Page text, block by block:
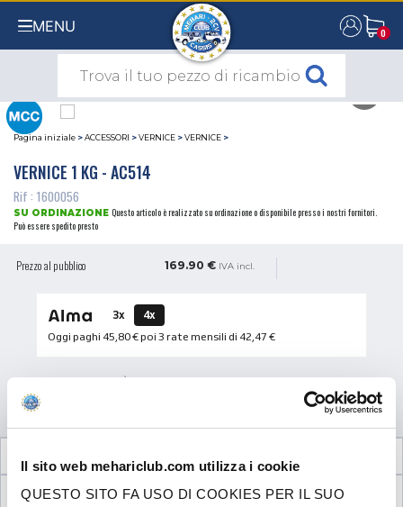
Il sito web mehariclub.com utilizza i cookie
QUESTO SITO FA USO DI COOKIES PER IL SUO
MENU 0
0
Pagina iniziale >ACCESSORI >VERNICE >VERNICE >
VERNICE 1 KG - AC514
Rif : 1600056
SU ORDINAZIONE Questo articolo è realizzato su ordinazione o disponibile presso i nostri fornitori.
Può essere spedito presto
Prezzo al pubblico 169.90 € IVA incl.
3x
4x
Oggi paghi 45,80 €poi 3 rate mensili di 42,47 €
QUANTITÀ
RECENSIONI CLIENTI (0)